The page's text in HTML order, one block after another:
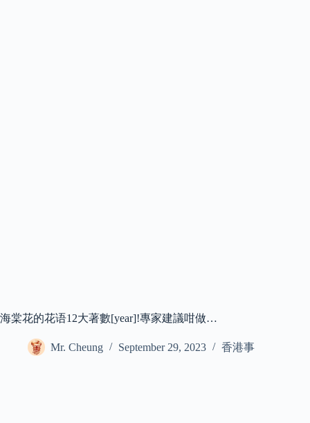
海棠花的花语12大著數[year]!專家建議咁做…
Mr. Cheung September 29, 2023 香港事